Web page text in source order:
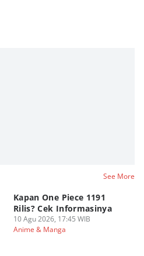
See More
Kapan One Piece 1191
Rilis? Cek Informasinya
10 Agu 2026, 17:45 WIB
Anime & Manga